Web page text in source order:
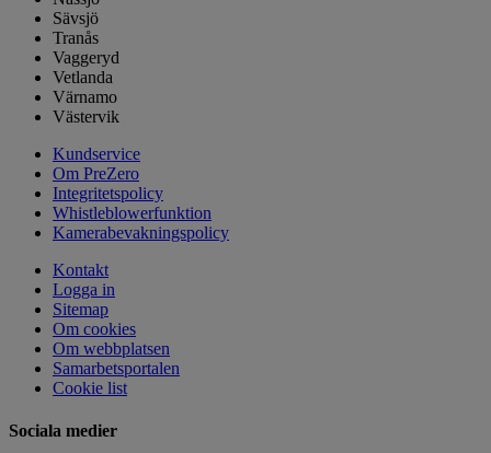
Sävsjö
Tranås
Vaggeryd
Vetlanda
Värnamo
Västervik
Kundservice
Om PreZero
Integritetspolicy
Whistleblowerfunktion
Kamerabevakningspolicy
Kontakt
Logga in
Sitemap
Om cookies
Om webbplatsen
Samarbetsportalen
Cookie list
Sociala medier